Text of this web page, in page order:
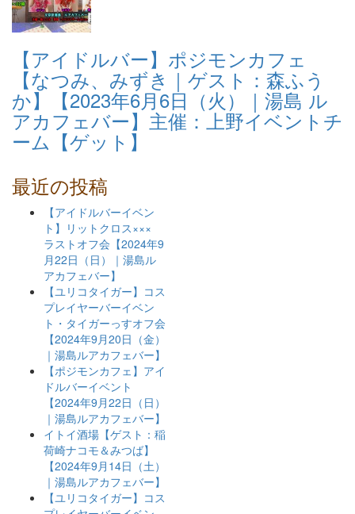
【アイドルバー】ポジモンカフェ
【なつみ、みずき｜ゲスト：森ふう
か】【2023年6月6日（火）｜湯島 ル
アカフェバー】主催：上野イベントチ
ーム【ゲット】
最近の投稿
【アイドルバーイベン
ト】リットクロス×××
ラストオフ会【2024年9
月22日（日）｜湯島ル
アカフェバー】
【ユリコタイガー】コス
プレイヤーバーイベン
ト・タイガーっすオフ会
【2024年9月20日（金）
｜湯島ルアカフェバー】
【ポジモンカフェ】アイ
ドルバーイベント
【2024年9月22日（日）
｜湯島ルアカフェバー】
イトイ酒場【ゲスト：稲
荷崎ナコモ＆みつば】
【2024年9月14日（土）
｜湯島ルアカフェバー】
【ユリコタイガー】コス